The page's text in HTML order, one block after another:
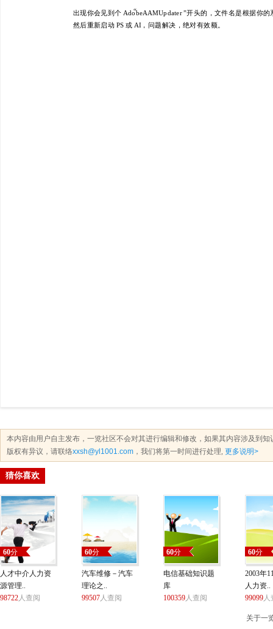
本内容由用户自主发布，一览社区不会对其进行编辑和修改，如果其内容涉及到
版权有异议，请联络xxsh@yl1001.com ，我们将第一时间进行处理, 更多说明>
猜你喜欢
60分
人才中介人力资
源管理..
98722人查阅
60分
汽车维修－汽车
理论之..
99507人查阅
60分
电信基础知识题
库
100359人查阅
60分
2003年
人力资..
99099人
关于一